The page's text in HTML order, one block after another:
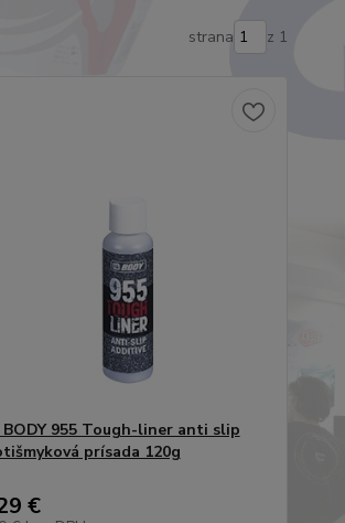
strana z 1
BODY 955 Tough-liner anti slip
prísada 120g
€